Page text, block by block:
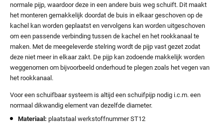
normale pijp, waardoor deze in een andere buis weg schuift. Dit maakt
het monteren gemakkelijk doordat de buis in elkaar geschoven op de
kachel kan worden geplaatst en vervolgens kan worden uitgeschoven
om een passende verbinding tussen de kachel en het rookkanaal te
maken. Met de meegeleverde stelring wordt de pijp vast gezet zodat
deze niet meer in elkaar zakt. De pijp kan zodoende makkelijk worden
weggenomen om bijvoorbeeld onderhoud te plegen zoals het vegen van
het rookkanaal.
Voor een schuifbaar systeem is altijd een schuifpijp nodig i.c.m. een
normaal dikwandig element van dezelfde diameter.
Materiaal: plaatstaal werkstoffnummer ST12